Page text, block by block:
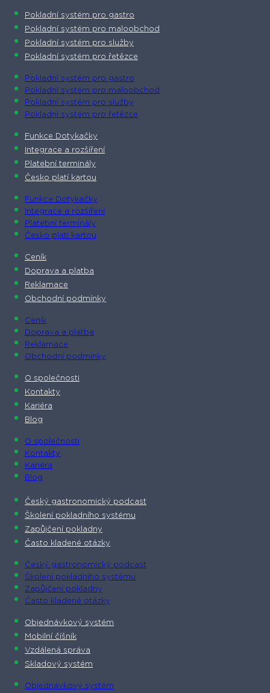
Pokladní systém pro gastro
Pokladní systém pro maloobchod
Pokladní systém pro služby
Pokladní systém pro řetězce
Pokladní systém pro gastro
Pokladní systém pro maloobchod
Pokladní systém pro služby
Pokladní systém pro řetězce
Funkce Dotykačky
Integrace a rozšíření
Platební terminály
Česko platí kartou
Funkce Dotykačky
Integrace a rozšíření
Platební terminály
Česko platí kartou
Ceník
Doprava a platba
Reklamace
Obchodní podmínky
Ceník
Doprava a platba
Reklamace
Obchodní podmínky
O společnosti​
Kontakty
Kariéra
Blog
O společnosti​
Kontakty
Kariéra
Blog
Český gastronomický podcast​
Školení pokladního systému
Zapůjčení pokladny
Často kladené otázky
Český gastronomický podcast​
Školení pokladního systému
Zapůjčení pokladny
Často kladené otázky
Objednávkový systém
Mobilní číšník
Vzdálená správa
Skladový systém
Objednávkový systém